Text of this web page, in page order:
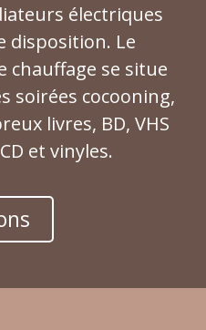
électriques
disposition. Le
chauffage se situe
soirées cocooning,
livres, BD, VHS
et vinyles.